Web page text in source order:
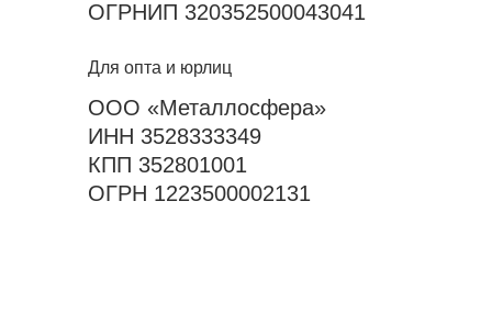
ОГРНИП 320352500043041
Для опта и юрлиц
ООО «Металлосфера»
ИНН 3528333349
КПП 352801001
ОГРН 1223500002131